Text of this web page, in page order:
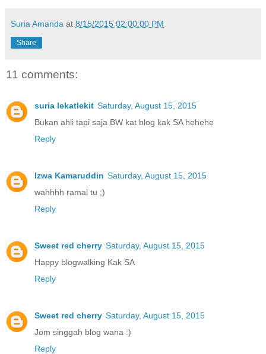
Suria Amanda at 8/15/2015 02:00:00 PM
Share
11 comments:
suria lekatlekit Saturday, August 15, 2015
Bukan ahli tapi saja BW kat blog kak SA hehehe
Reply
Izwa Kamaruddin Saturday, August 15, 2015
wahhhh ramai tu ;)
Reply
Sweet red cherry Saturday, August 15, 2015
Happy blogwalking Kak SA
Reply
Sweet red cherry Saturday, August 15, 2015
Jom singgah blog wana :)
Reply